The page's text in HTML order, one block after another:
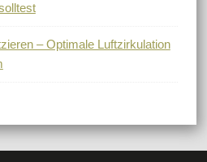
– Optimale Luftzirkulation